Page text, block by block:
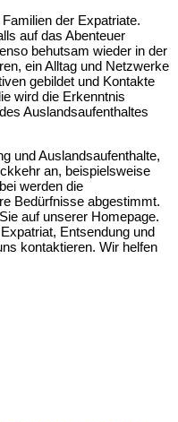
der Expatriate.
auf das Abenteuer
behutsam wieder in der
ein Alltag und Netzwerke
gebildet und Kontakte
wird die Erkenntnis
Auslandsaufenthaltes
und Auslandsaufenthalte,
an, beispielsweise
werden die
Bedürfnisse abgestimmt.
auf unserer Homepage.
Entsendung und
kontaktieren. Wir helfen